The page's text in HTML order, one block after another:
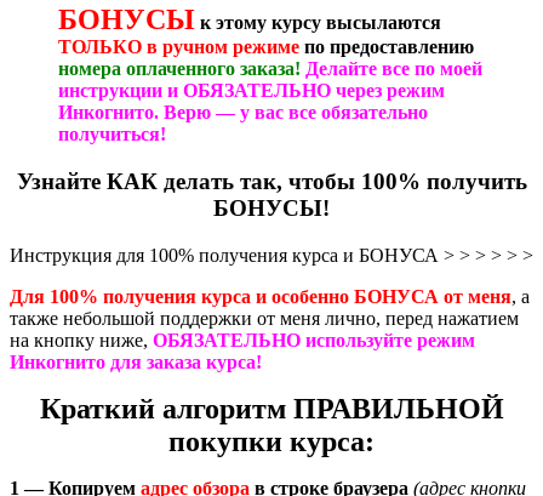
БОНУСЫ к этому курсу высылаются
ТОЛЬКО в ручном режиме по предоставлению
номера оплаченного заказа! Делайте все по моей
инструкции и ОБЯЗАТЕЛЬНО через режим
Инкогнито. Верю — у вас все обязательно
получиться!
Узнайте КАК делать так, чтобы 100% получить
БОНУСЫ!
Инструкция для 100% получения курса и БОНУСА > > > > > >
Для 100% получения курса и особенно БОНУСА от меня, а
также небольшой поддержки от меня лично, перед нажатием
на кнопку ниже, ОБЯЗАТЕЛЬНО используйте режим
Инкогнито для заказа курса!
Краткий алгоритм ПРАВИЛЬНОЙ
покупки курса:
1 — Копируем адрес обзора в строке браузера (адрес кнопки